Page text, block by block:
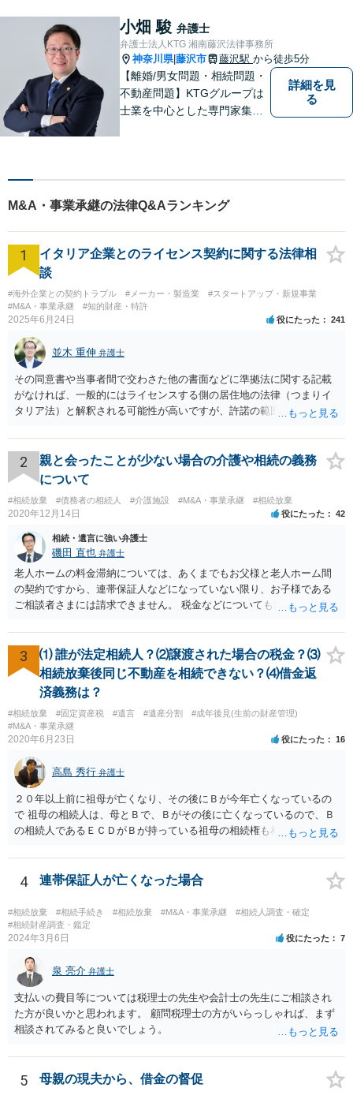
可】【女性弁護士在籍】
小畑 駿 弁護士
弁護士法人KTG 湘南藤沢法律事務所
神奈川県|藤沢市 藤沢駅 から徒歩5分
【離婚/男女問題・相続問題・
不動産問題】KTGグループは
士業を中心とした専門家集団
トップサービスを提供してい
ます。【WEB相談可】【カー
ド払い・分割払い可】
詳細を見
る
M&A・事業承継の法律Q&Aランキング
1
イタリア企業とのライセンス契約に関する法律相
談
#海外企業との契約トラブル #メーカー・製造業
#スタートアップ・新規事業
#M&A・事業承継
#知的財産・特許
2025年6月24日 役にたった 241
並木 重伸 弁護士
その同意書や当事者間で交わさた他の書面などに準拠法に関する記載
がなければ、一般的にはライセンスする側の居住地の法律（つまりイ
タリア法）と解釈される可能性が高いですが、許諾の範囲が日本国内
あります。 なお、仮に日本法になるとしても、新しい会社との間で契
約が有効かどうかは、ライセンスされた権利の種類（著作権、商標
権、特許権など）や契約の時期などを見て判断する必要があります。
いずれにせよ具体的事情が分からないと確定的な回答は難しいと思わ
れますので、弁護士に直接相談されることをお勧めします。
2
親と会ったことが少ない場合の介護や相続の義務
について
#相続放棄 #債務者の相続人 #介護施設 #M&A・事業承継 #相続放棄
2020年12月14日 役にたった 42
相続・遺言に強い弁護士
磯田 直也 弁護士
老人ホームの料金滞納については、あくまでもお父様と老人ホーム間
の契約ですから、連帯保証人などになっていない限り、お子様である
ご相談者さまには請求できません。 税金などについても滞納している
護受給の際に扶養できないかという連絡が役所から来ますが、できな
い旨回答すればそれまでです。 相続が開始した場合については先述の
通りです。 民法上の扶養義務はご相談者さまがお考えのほど強いもの
ではありません。 あくまでも、余力の範囲で認められるものです。 親
の介護は子供がみるという民法の条文はありません。 また、親に対す
る扶養義務は配偶者や子に対する扶養義務に比べて弱いものです。 生
まれてすぐ両親が離婚し、その後会っていなかったという事情も、扶
養義務の順位を下げる一つの理由になります。
3
⑴ 誰が法定相続人？⑵譲渡された場合の税金？⑶
相続放棄後同じ不動産を相続できない？⑷借金返
済義務は？
#相続放棄 #固定資産税 #遺言 #遺産分割
#成年後見(生前の財産管理)
#M&A・事業承継
2020年6月23日 役にたった 16
高島 秀行 弁護士
２０年以上前に祖母が亡くなり、その後にＢが今年亡くなっているの
で 祖母の相続人は、母とＢで、Ｂがその後に亡くなっているので、Ｂ
の相続人であるＥＣＤがＢが持っている祖母の相続権も相続すること
Ｅも行う必要があります。 Ｂの配偶者であるＥは常にＢの相続人とな
ります。
4 連帯保証人が亡くなった場合
#相続放棄 #相続手続き #相続放棄 #M&A・事業承継
#相続人調査・確定
#相続財産調査・鑑定
2024年3月6日 役にたった 7
泉 亮介 弁護士
支払いの費目等については税理士の先生や会計士の先生にご相談され
た方が良いかと思われます。 顧問税理士の方がいらっしゃれば、まず
相談されてみると良いでしょう。
5 母親の現夫から、借金の督促